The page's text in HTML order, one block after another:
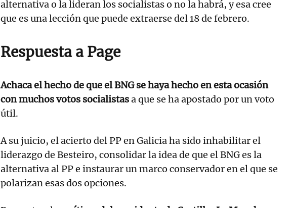
alternativa o la lideran los socialistas o no la habrá, y esa cree
que es una lección que puede extraerse del 18 de febrero.
Respuesta a Page
Achaca el hecho de que el BNG se haya hecho en esta ocasión
con muchos votos socialistasa que se ha apostado por un voto
útil.
A su juicio, el acierto del PP en Galicia ha sido inhabilitar el
liderazgo de Besteiro, consolidar la idea de que el BNG es la
alternativa al PP e instaurar un marco conservador en el que se
polarizan esas dos opciones.